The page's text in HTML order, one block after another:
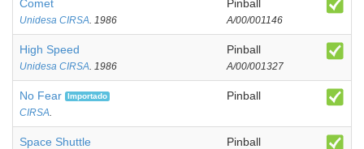
Comet
Unidesa CIRSA. 1986
Pinball
A/00/001146
High Speed
Unidesa CIRSA. 1986
Pinball
A/00/001327
No Fear Importado
CIRSA.
Pinball
Space Shuttle Pinball